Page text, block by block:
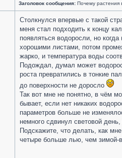
Заголовок сообщения: Почему растения
Столкнулся впервые с такой
меня стал подходить к концу
появляться водоросли, но
хорошими листами, потом
жарко, и температура воды
Подождал, думал может
роста превратились в тонкие
до поверхности не доросло
Так вот мне не понятно, в чём
бывает, если нет никаких
параметров больше не
немного сдвинул световой
Подскажите, что делать, как
четыре больше лью, чем зимой-